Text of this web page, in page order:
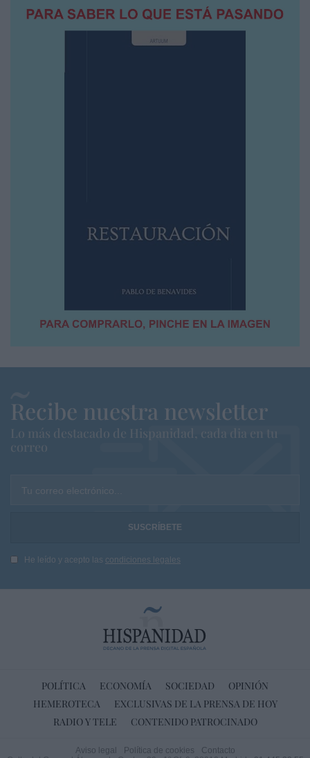
Recibe nuestra newsletter
Lo más destacado de Hispanidad, cada dia en tu
correo
Tu correo electrónico...
He leído y acepto las condiciones legales
POLÍTICA ECONOMÍA SOCIEDAD
OPINIÓN
HEMEROTECA
EXCLUSIVAS DE LA PRENSA DE HOY
RADIO Y TELE
CONTENIDO PATROCINADO
Aviso legal Política de cookies
Contacto